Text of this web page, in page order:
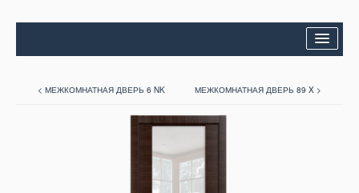
< МЕЖКОМНАТНАЯ ДВЕРЬ 6 NK МЕЖКОМНАТНАЯ ДВЕРЬ 89 X >